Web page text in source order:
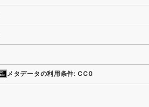
メタデータの利用条件: CC0